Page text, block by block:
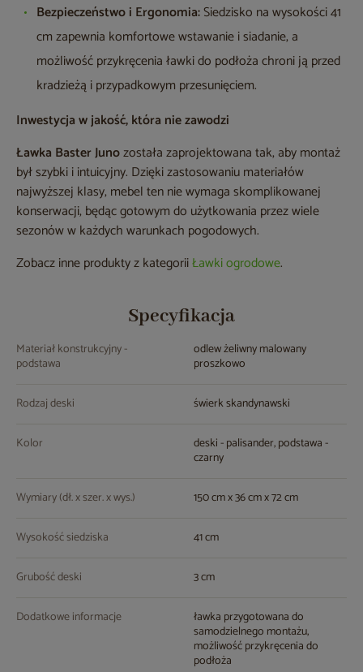
Bezpieczeństwo i Ergonomia:Siedzisko na wysokości 41
cm zapewnia komfortowe wstawanie i siadanie, a
możliwość przykręcenia ławki do podłoża chroni ją przed
kradzieżą i przypadkowym przesunięciem.
Inwestycja w jakość, która nie zawodzi
Ławka Baster Junozostała zaprojektowana tak, aby montaż
był szybki i intuicyjny. Dzięki zastosowaniu materiałów
najwyższej klasy, mebel ten nie wymaga skomplikowanej
konserwacji, będąc gotowym do użytkowania przez wiele
sezonów w każdych warunkach pogodowych.
Zobacz inne produkty z kategoriiŁawki ogrodowe.
Specyfikacja
Materiał konstrukcyjny -
podstawa
odlew żeliwny malowany
proszkowo
Rodzaj deski świerk skandynawski
Kolor deski - palisander, podstawa -
czarny
Wymiary (dł. x szer. x wys.) 150 cm x 36 cm x 72 cm
Wysokość siedziska 41 cm
Grubość deski 3 cm
Dodatkowe informacje ławka przygotowana do
samodzielnego montażu,
możliwość przykręcenia do
podłoża